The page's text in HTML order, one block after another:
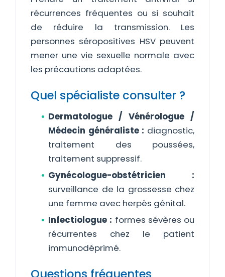
récurrences fréquentes ou si souhait
de réduire la transmission. Les
personnes séropositives HSV peuvent
mener une vie sexuelle normale avec
les précautions adaptées.
Quel spécialiste consulter ?
Dermatologue / Vénérologue /
Médecin généraliste : diagnostic,
traitement des poussées,
traitement suppressif.
Gynécologue-obstétricien :
surveillance de la grossesse chez
une femme avec herpès génital.
Infectiologue : formes sévères ou
récurrentes chez le patient
immunodéprimé.